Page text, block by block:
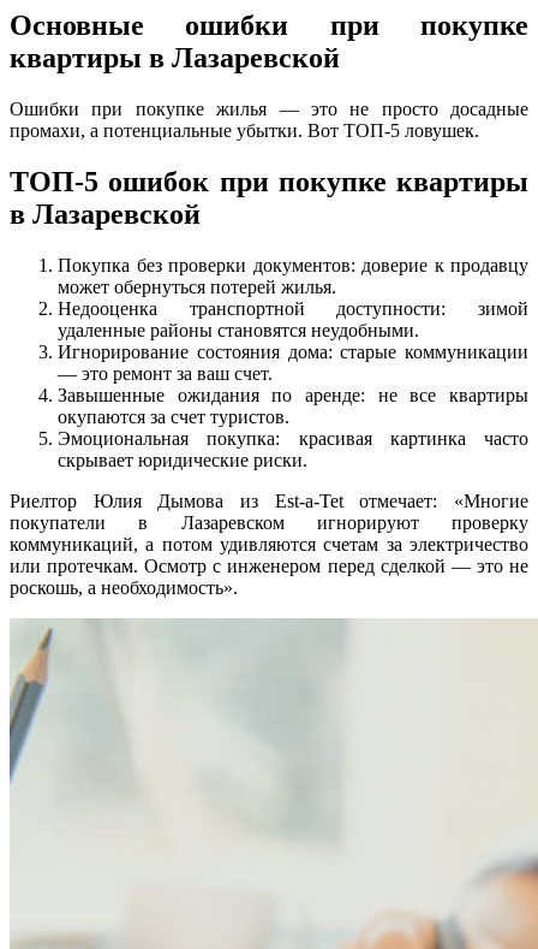
Основные ошибки при покупке
квартиры в Лазаревской
Ошибки при покупке жилья — это не просто досадные
промахи, а потенциальные убытки. Вот ТОП-5 ловушек.
ТОП-5 ошибок при покупке квартиры
в Лазаревской
Покупка без проверки документов: доверие к продавцу
может обернуться потерей жилья.
Недооценка транспортной доступности: зимой
удаленные районы становятся неудобными.
Игнорирование состояния дома: старые коммуникации
— это ремонт за ваш счет.
Завышенные ожидания по аренде: не все квартиры
окупаются за счет туристов.
Эмоциональная покупка: красивая картинка часто
скрывает юридические риски.
Риелтор Юлия Дымова из Est-a-Tet отмечает: «Многие
покупатели в Лазаревском игнорируют проверку
коммуникаций, а потом удивляются счетам за электричество
или протечкам. Осмотр с инженером перед сделкой — это не
роскошь, а необходимость».